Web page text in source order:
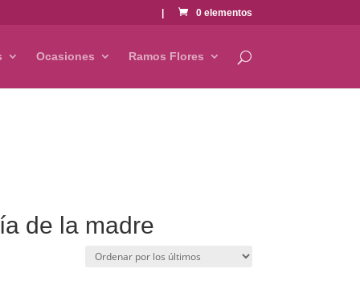
0 elementos
Ocasiones Ramos Flores
de la madre